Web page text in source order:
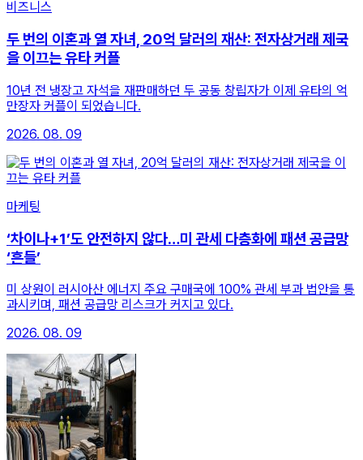
비즈니스
두 번의 이혼과 열 자녀, 20억 달러의 재산: 전자상거래 제국
을 이끄는 유타 커플
10년 전 냉장고 자석을 재판매하던 두 공동 창립자가 이제 유타의 억
만장자 커플이 되었습니다.
2026. 08. 09
마케팅
‘차이나+1’도 안전하지 않다…미 관세 다층화에 패션 공급망
‘흔들’
미 상원이 러시아산 에너지 주요 구매국에 100% 관세 부과 법안을 통
과시키며, 패션 공급망 리스크가 커지고 있다.
2026. 08. 09